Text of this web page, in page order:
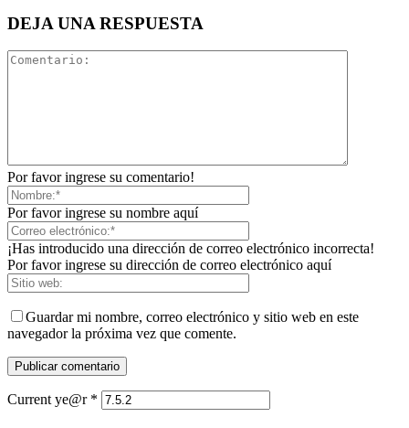
DEJA UNA RESPUESTA
Por favor ingrese su comentario!
Por favor ingrese su nombre aquí
¡Has introducido una dirección de correo electrónico incorrecta!
Por favor ingrese su dirección de correo electrónico aquí
Guardar mi nombre, correo electrónico y sitio web en este
navegador la próxima vez que comente.
Current ye@r *